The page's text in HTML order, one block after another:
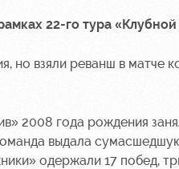
22-го тура
но взяли реванш в матче
2008 года рождения
выдала
одержали 17 побед,